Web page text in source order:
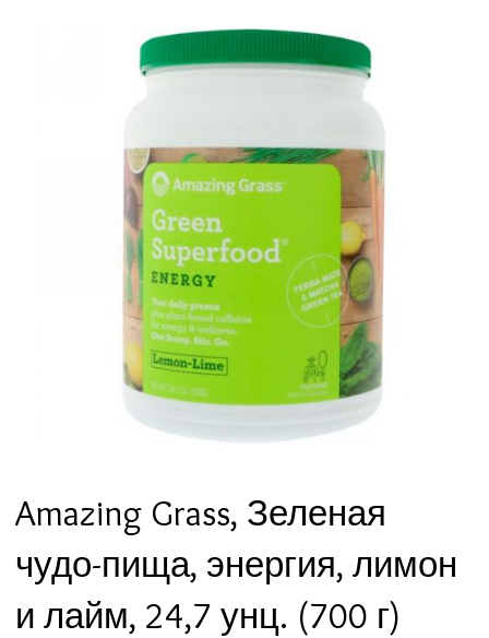
Amazing Grass, Зеленая
чудо-пища, энергия, лимон
и лайм, 24,7 унц. (700 г)